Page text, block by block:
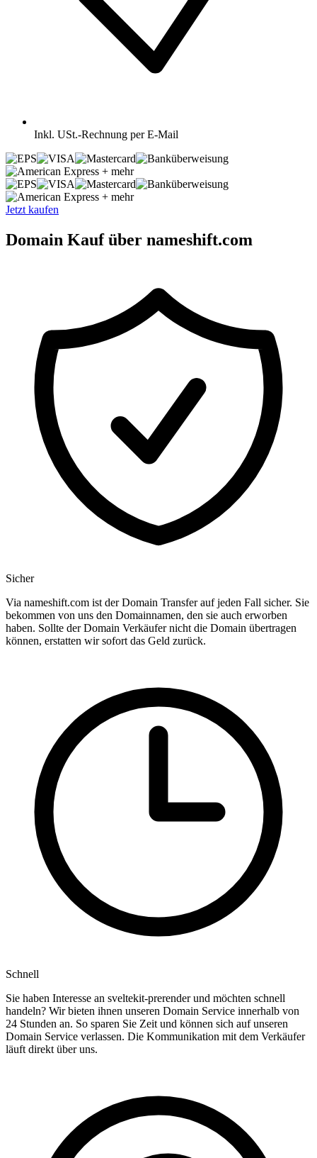
Inkl. USt.-Rechnung per E-Mail
+ mehr
+ mehr
Jetzt kaufen
Domain Kauf über nameshift.com
Sicher
Via nameshift.com ist der Domain Transfer auf jeden Fall sicher. Sie
bekommen von uns den Domainnamen, den sie auch erworben
haben. Sollte der Domain Verkäufer nicht die Domain übertragen
können, erstatten wir sofort das Geld zurück.
Schnell
Sie haben Interesse an sveltekit-prerender und möchten schnell
handeln? Wir bieten ihnen unseren Domain Service innerhalb von
24 Stunden an. So sparen Sie Zeit und können sich auf unseren
Domain Service verlassen. Die Kommunikation mit dem Verkäufer
läuft direkt über uns.